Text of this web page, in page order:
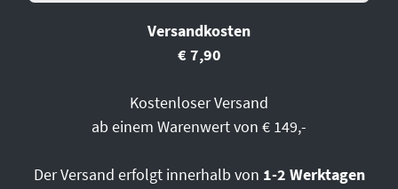
Versandkosten
€ 7,90
Kostenloser Versand
ab einem Warenwert von € 149,-
Der Versand erfolgt innerhalb von 1-2 Werktagen